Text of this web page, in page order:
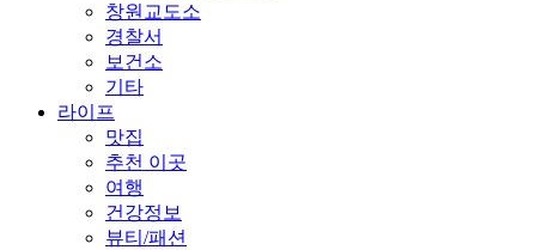
창원교도소
경찰서
보건소
기타
라이프
맛집
추천 이곳
여행
건강정보
뷰티/패션